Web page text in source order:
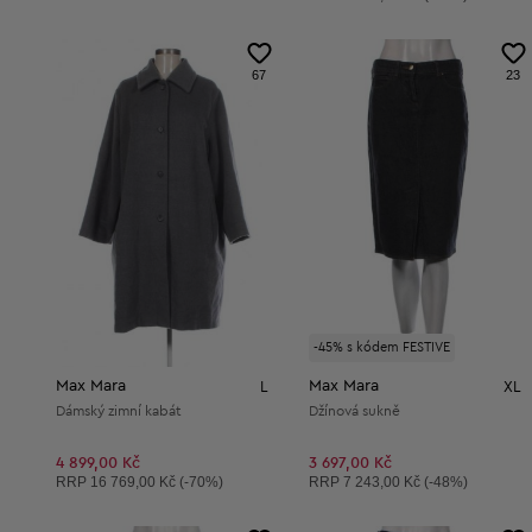
67
Max Mara
Dámský zimní kabát
4 899,00 Kč
Doporučená cena:
RRP 16 769,00 Kč (-70%)
-45% s kódem FESTIVE
23
Max Mara XL
Džínová sukně
3 697,00 Kč
Doporučená cena:
RRP7 243,00 Kč (-48%)